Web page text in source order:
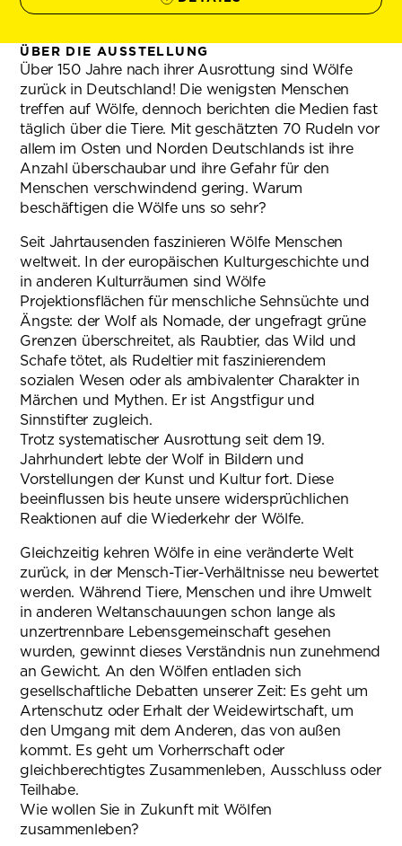
ÜBER DIE AUSSTELLUNG
Über 150 Jahre nach ihrer Ausrottung sind Wölfe
zurück in Deutschland! Die wenigsten Menschen
treffen auf Wölfe, dennoch berichten die Medien fast
täglich über die Tiere. Mit geschätzten 70 Rudeln vor
allem im Osten und Norden Deutschlands ist ihre
Anzahl überschaubar und ihre Gefahr für den
Menschen verschwindend gering. Warum
beschäftigen die Wölfe uns so sehr?
Seit Jahrtausenden faszinieren Wölfe Menschen
weltweit. In der europäischen Kulturgeschichte und
in anderen Kulturräumen sind Wölfe
Projektionsflächen für menschliche Sehnsüchte und
Ängste: der Wolf als Nomade, der ungefragt grüne
Grenzen überschreitet, als Raubtier, das Wild und
Schafe tötet, als Rudeltier mit faszinierendem
sozialen Wesen oder als ambivalenter Charakter in
Märchen und Mythen. Er ist Angstfigur und
Sinnstifter zugleich.
Trotz systematischer Ausrottung seit dem 19.
Jahrhundert lebte der Wolf in Bildern und
Vorstellungen der Kunst und Kultur fort. Diese
beeinflussen bis heute unsere widersprüchlichen
Reaktionen auf die Wiederkehr der Wölfe.
Gleichzeitig kehren Wölfe in eine veränderte Welt
zurück, in der Mensch-Tier-Verhältnisse neu bewertet
werden. Während Tiere, Menschen und ihre Umwelt
in anderen Weltanschauungen schon lange als
unzertrennbare Lebensgemeinschaft gesehen
wurden, gewinnt dieses Verständnis nun zunehmend
an Gewicht. An den Wölfen entladen sich
gesellschaftliche Debatten unserer Zeit: Es geht um
Artenschutz oder Erhalt der Weidewirtschaft, um
den Umgang mit dem Anderen, das von außen
kommt. Es geht um Vorherrschaft oder
gleichberechtigtes Zusammenleben, Ausschluss oder
Teilhabe.
Wie wollen Sie in Zukunft mit Wölfen
zusammenleben?